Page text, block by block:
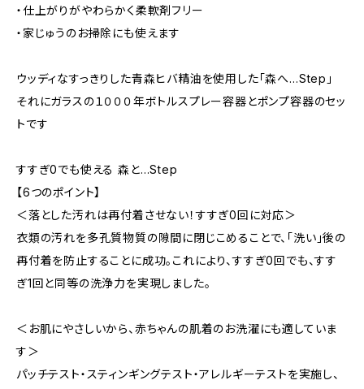
・仕上がりがやわらかく柔軟剤フリー
・家じゅうのお掃除にも使えます
ウッディなすっきりした青森ヒバ精油を使用した「森へ…Step」
それにガラスの１０００年ボトルスプレー容器とポンプ容器のセッ
トです
すすぎ0でも使える 森と…Step
【6つのポイント】
＜落とした汚れは再付着させない！すすぎ0回に対応＞
衣類の汚れを多孔質物質の隙間に閉じこめることで、「洗い」後の
再付着を防止することに成功。これにより、すすぎ0回でも、すす
ぎ1回と同等の洗浄力を実現しました。
＜お肌にやさしいから、赤ちゃんの肌着のお洗濯にも適していま
す＞
パッチテスト・スティンギングテスト・アレルギーテストを実施し、